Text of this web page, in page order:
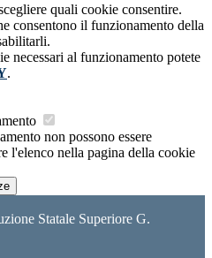
quali cookie consentire.
consentono il funzionamento della
necessari al funzionamento potete
.
non possono essere
l'elenco nella pagina della cookie
Statale Superiore G.